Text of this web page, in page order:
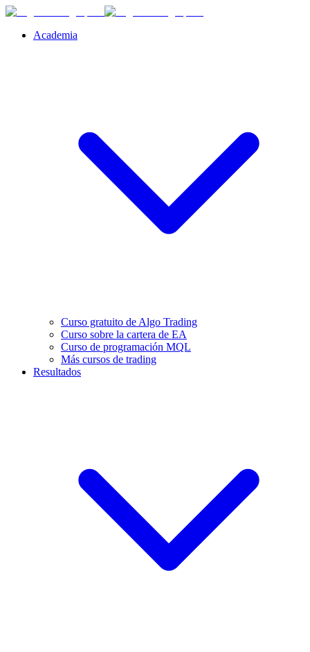
Academia
Curso gratuito de Algo Trading
Curso sobre la cartera de EA
Curso de programación MQL
Más cursos de trading
Resultados